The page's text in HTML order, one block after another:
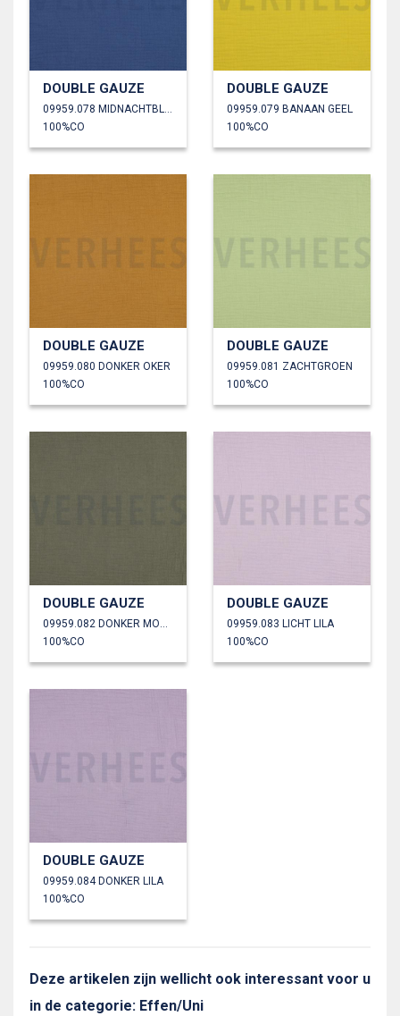
DOUBLE GAUZE
09959.078 MIDNACHTBLAUW
100%CO
DOUBLE GAUZE
09959.079 BANAAN GEEL
100%CO
DOUBLE GAUZE
09959.080 DONKER OKER
100%CO
DOUBLE GAUZE
09959.081 ZACHTGROEN
100%CO
DOUBLE GAUZE
09959.082 DONKER MOSGROEN
100%CO
DOUBLE GAUZE
09959.083 LICHT LILA
100%CO
DOUBLE GAUZE
09959.084 DONKER LILA
100%CO
Deze artikelen zijn wellicht ook interessant voor u
in de categorie: Effen/Uni